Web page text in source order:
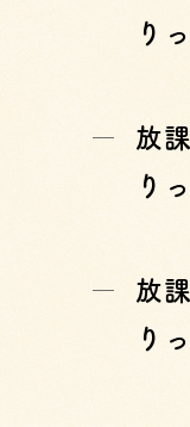
り
放
り
放
り